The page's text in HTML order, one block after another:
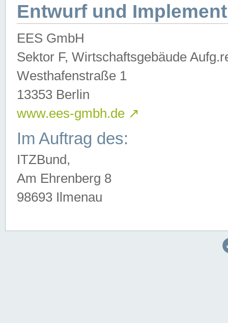
Entwurf und
EES GmbH
Sektor F, Wirtschaftsgebäude
Westhafenstraße 1
13353 Berlin
www.ees-gmbh.de ↗
Im Auftrag des:
ITZBund,
Am Ehrenberg 8
98693 Ilmenau